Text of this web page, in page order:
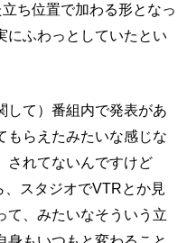
ち位置で加わる形となっ
にふわっとしていたとい
して）番組内で発表があ
もらえたみたいな感じな
されてないんですけど
、スタジオでVTRとか見
て、みたいなそういう立